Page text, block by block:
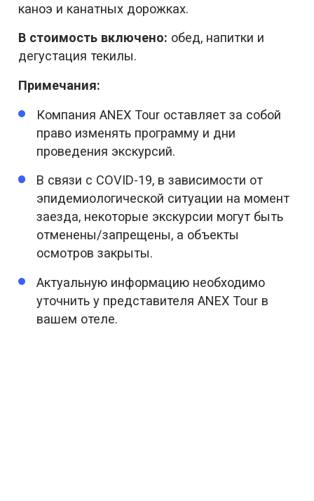
каноэ и канатных дорожках.
В стоимость включено: обед, напитки и
дегустация текилы.
Примечания:
Компания ANEX Tour оставляет за собой
право изменять программу и дни
проведения экскурсий.
В связи с COVID-19, в зависимости от
эпидемиологической ситуации на момент
заезда, некоторые экскурсии могут быть
отменены/запрещены, а объекты
осмотров закрыты.
Актуальную информацию необходимо
уточнить у представителя ANEX Tour в
вашем отеле.